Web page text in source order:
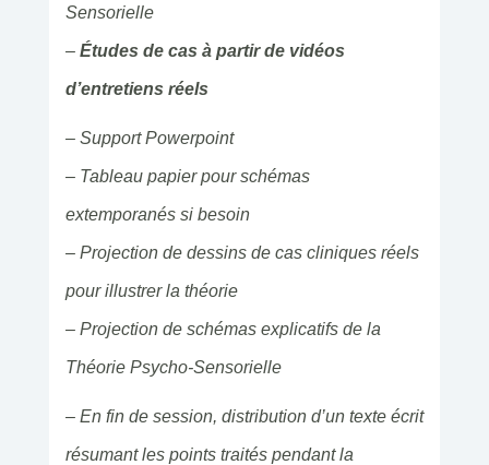
Sensorielle
– Études de cas à partir de vidéos
d’entretiens réels
– Support Powerpoint
– Tableau papier pour schémas
extemporanés si besoin
– Projection de dessins de cas cliniques réels
pour illustrer la théorie
– Projection de schémas explicatifs de la
Théorie Psycho-Sensorielle
– En fin de session, distribution d’un texte écrit
résumant les points traités pendant la